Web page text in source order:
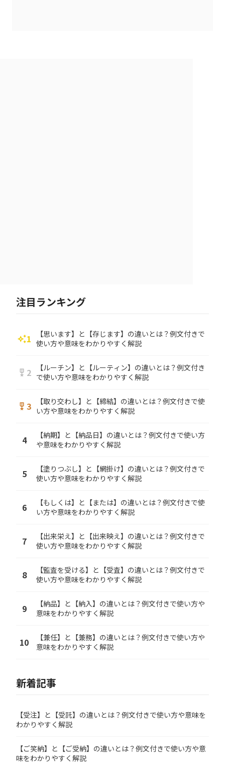
注目ランキング
auto_awesome1
【思います】と【存じます】の違いとは？例文付きで
使い方や意味をわかりやすく解説
military_tech 2
【ルーチン】と【ルーティン】の違いとは？例文付き
で使い方や意味をわかりやすく解説
military_tech 3
【取り交わし】と【締結】の違いとは？例文付きで使
い方や意味をわかりやすく解説
4
【納期】と【納品日】の違いとは？例文付きで使い方
や意味をわかりやすく解説
5
【塗りつぶし】と【網掛け】の違いとは？例文付きで
使い方や意味をわかりやすく解説
6
【もしくは】と【または】の違いとは？例文付きで使
い方や意味をわかりやすく解説
7
【出来栄え】と【出来映え】の違いとは？例文付きで
使い方や意味をわかりやすく解説
8
【監査を受ける】と【受査】の違いとは？例文付きで
使い方や意味をわかりやすく解説
9
【納品】と【納入】の違いとは？例文付きで使い方や
意味をわかりやすく解説
10
【兼任】と【兼務】の違いとは？例文付きで使い方や
意味をわかりやすく解説
新着記事
【受注】と【受託】の違いとは？例文付きで使い方や意味を
わかりやすく解説
【ご笑納】と【ご受納】の違いとは？例文付きで使い方や意
味をわかりやすく解説